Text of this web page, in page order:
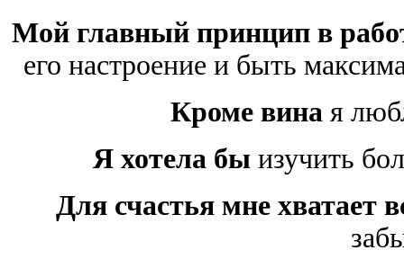
Мой главный принцип в
его настроение и быть
Кроме вина я
Я хотела бы изучить
Для счастья мне хватает